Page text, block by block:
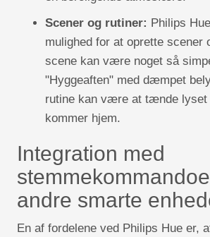
Scener og rutiner: Philips
mulighed for at oprette scener
scene kan være noget så
"Hyggeaften" med dæmpet
rutine kan være at tænde lyset
kommer hjem.
Integration med
andre smarte
En af fordelene ved Philips Hue er,